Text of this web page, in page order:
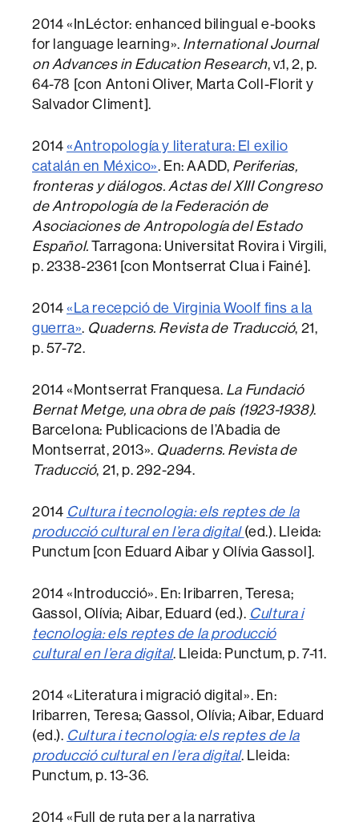
2014 «InLéctor: enhanced bilingual e-books
for language learning». International Journal
on Advances in Education Research, v.1, 2, p.
64-78 [con Antoni Oliver, Marta Coll-Florit y
Salvador Climent].
2014 «Antropología y literatura: El exilio
catalán en México». En: AADD, Periferias,
fronteras y diálogos. Actas del XIII Congreso
de Antropología de la Federación de
Asociaciones de Antropología del Estado
Español. Tarragona: Universitat Rovira i Virgili,
p. 2338-2361 [con Montserrat Clua i Fainé].
2014 «La recepció de Virginia Woolf fins a la
guerra». Quaderns. Revista de Traducció, 21,
p. 57-72.
2014 «Montserrat Franquesa. La Fundació
Bernat Metge, una obra de país (1923-1938).
Barcelona: Publicacions de l’Abadia de
Montserrat, 2013». Quaderns. Revista de
Traducció, 21, p. 292-294.
2014 Cultura i tecnologia: els reptes de la
producció cultural en l’era digital (ed.). Lleida:
Punctum [con Eduard Aibar y Olívia Gassol].
2014 «Introducció». En: Iribarren, Teresa;
Gassol, Olívia; Aibar, Eduard (ed.). Cultura i
tecnologia: els reptes de la producció
cultural en l’era digital. Lleida: Punctum, p. 7-11.
2014 «Literatura i migració digital». En:
Iribarren, Teresa; Gassol, Olívia; Aibar, Eduard
(ed.). Cultura i tecnologia: els reptes de la
producció cultural en l’era digital. Lleida:
Punctum, p. 13-36.
2014 «Full de ruta per a la narrativa